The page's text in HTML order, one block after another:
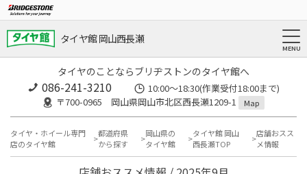
タイヤ館 岡山西長瀬
タイヤのことならブリヂストンのタイヤ館へ
086-241-3210
10:00〜18:30(作業受付18:00まで)
〒700-0965 岡山県岡山市北区西長瀬1209-1
Map
タイヤ・ホイール専門
店のタイヤ館
都道府県
から探す
岡山県の
タイヤ館
タイヤ館 岡山
西長瀬TOP
店舗おスス
メ情報